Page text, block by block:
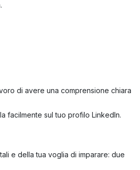
di avere una comprensione chiara
facilmente sul tuo profilo LinkedIn.
e della tua voglia di imparare: due